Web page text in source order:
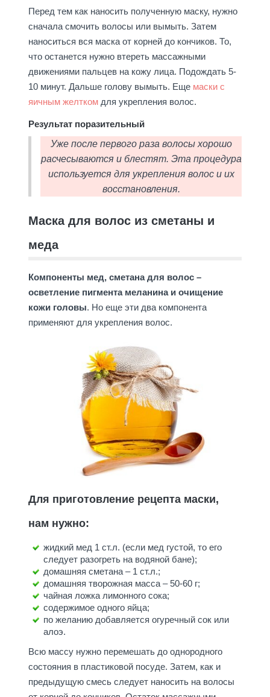
Перед тем как наносить полученную маску, нужно
сначала смочить волосы или вымыть. Затем
наноситься вся маска от корней до кончиков. То,
что останется нужно втереть массажными
движениями пальцев на кожу лица. Подождать 5-
10 минут. Дальше голову вымыть. Еще маски с
яичным желткомдля укрепления волос.
Результат поразительный
Уже после первого раза волосы хорошо
расчесываются и блестят. Эта процедура
используется для укрепления волос и их
восстановления.
Маска для волос из сметаны и
меда
Компоненты мед, сметана для волос –
осветление пигмента меланина и очищение
кожи головы. Но еще эти два компонента
применяют для укрепления волос.
Для приготовление рецепта маски,
нам нужно:
жидкий мед 1 ст.л. (если мед густой, то его
следует разогреть на водяной бане);
домашняя сметана – 1 ст.л.;
домашняя творожная масса – 50-60 г;
чайная ложка лимонного сока;
содержимое одного яйца;
по желанию добавляется огуречный сок или
алоэ.
Всю массу нужно перемешать до однородного
состояния в пластиковой посуде. Затем, как и
предыдущую смесь следует наносить на волосы